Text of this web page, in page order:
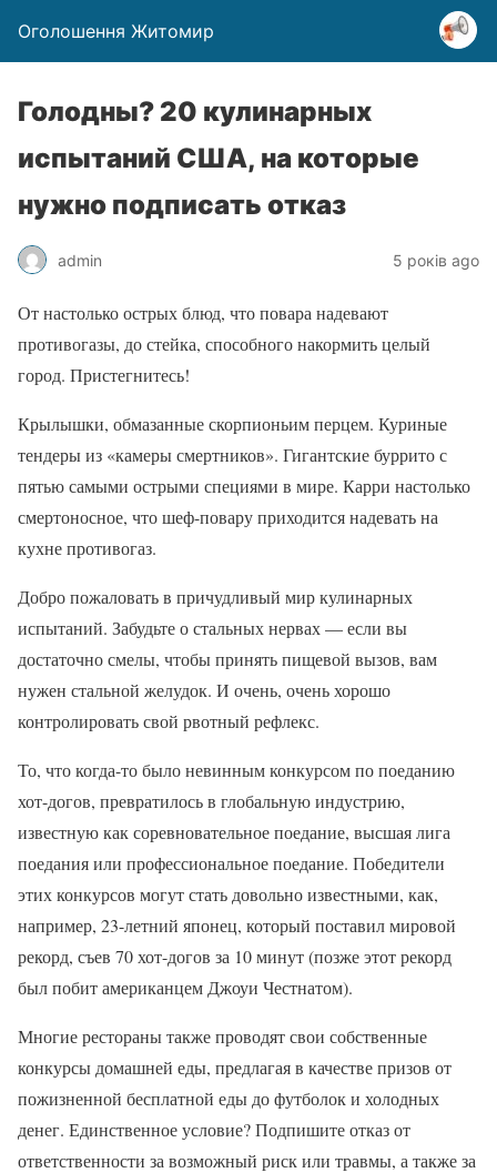
Оголошення Житомир
Голодны? 20 кулинарных
испытаний США, на которые
нужно подписать отказ
admin 5 років ago
От настолько острых блюд, что повара надевают
противогазы, до стейка, способного накормить целый
город. Пристегнитесь!
Крылышки, обмазанные скорпионьим перцем. Куриные
тендеры из «камеры смертников». Гигантские буррито с
пятью самыми острыми специями в мире. Карри настолько
смертоносное, что шеф-повару приходится надевать на
кухне противогаз.
Добро пожаловать в причудливый мир кулинарных
испытаний. Забудьте о стальных нервах — если вы
достаточно смелы, чтобы принять пищевой вызов, вам
нужен стальной желудок. И очень, очень хорошо
контролировать свой рвотный рефлекс.
То, что когда-то было невинным конкурсом по поеданию
хот-догов, превратилось в глобальную индустрию,
известную как соревновательное поедание, высшая лига
поедания или профессиональное поедание. Победители
этих конкурсов могут стать довольно известными, как,
например, 23-летний японец, который поставил мировой
рекорд, съев 70 хот-догов за 10 минут (позже этот рекорд
был побит американцем Джоуи Честнатом).
Многие рестораны также проводят свои собственные
конкурсы домашней еды, предлагая в качестве призов от
пожизненной бесплатной еды до футболок и холодных
денег. Единственное условие? Подпишите отказ от
ответственности за возможный риск или травмы, а также за